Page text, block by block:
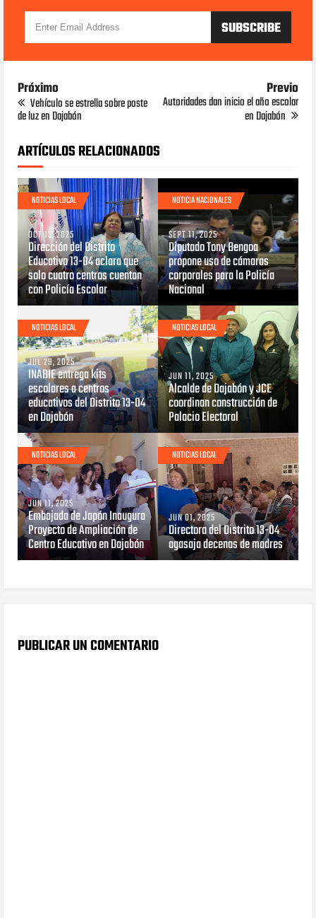
Próximo
Vehículo se estrella sobre poste
de luz en Dajabón
Previo
Autoridades dan inicio el año escolar
en Dajabón
ARTÍCULOS RELACIONADOS
NOTICIAS LOCAL
OCT 13, 2025
Dirección del Distrito
Educativo 13-04 aclara que
solo cuatro centros cuentan
con Policía Escolar
NOTICIA NACIONALES
SEPT 11, 2025
Diputado Tony Bengoa
propone uso de cámaras
corporales para la Policía
Nacional
NOTICIAS LOCAL
JUL 29, 2025
INABIE entrega kits
escolares a centros
educativos del Distrito 13-04
en Dajabón
NOTICIAS LOCAL
JUN 11, 2025
Alcalde de Dajabón y JCE
coordinan construcción de
Palacio Electoral
NOTICIAS LOCAL
JUN 11, 2025
Embajada de Japón Inaugura
Proyecto de Ampliación de
Centro Educativo en Dajabón
NOTICIAS LOCAL
JUN 01, 2025
Directora del Distrito 13-04
agasaja decenas de madres
PUBLICAR UN COMENTARIO